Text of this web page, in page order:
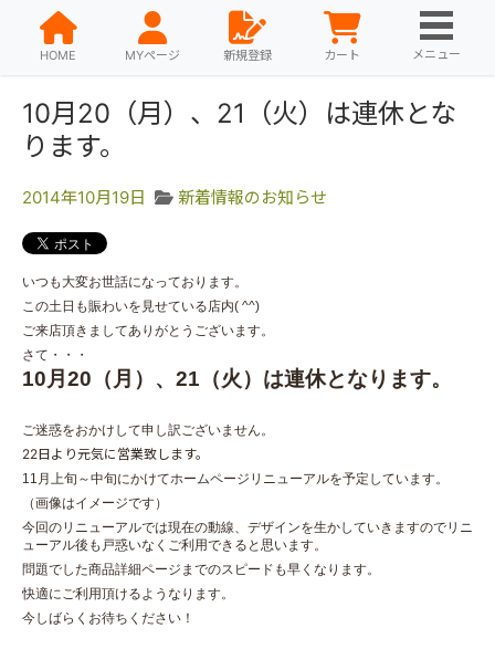
HOME MYページ 新規登録 カート メニュー
10月20（月）、21（火）は連休とな
ります。
2014年10月19日 新着情報のお知らせ
いつも大変お世話になっております。
この土日も賑わいを見せている店内( ^^)
ご来店頂きましてありがとうございます。
さて・・・
10月20（月）、21（火）は連休となります。
ご迷惑をおかけして申し訳ございません。
22日より元気に営業致します。
11月上旬～中旬にかけてホームページリニューアルを予定しています。
（画像はイメージです）
今回のリニューアルでは現在の動線、デザインを生かしていきますのでリニ
ューアル後も戸惑いなくご利用できると思います。
問題でした商品詳細ページまでのスピードも早くなります。
快適にご利用頂けるようなります。
今しばらくお待ちください！